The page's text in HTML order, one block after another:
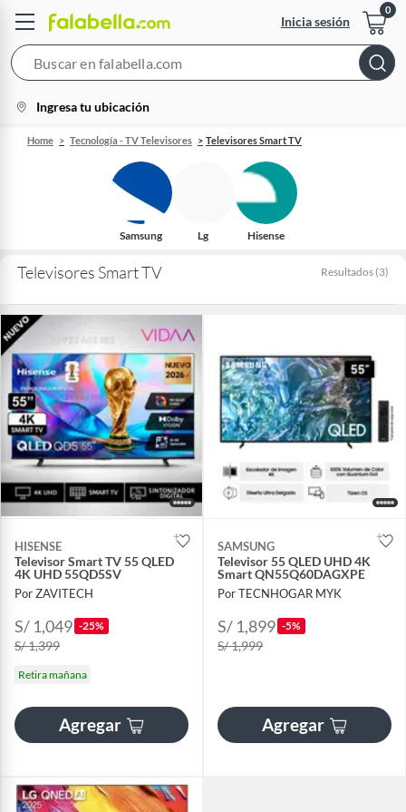
Inicia sesión
Bar
location-
icon
Ingresa tu ubicación
Home Tecnología - TV Televisores Televisores Smart TV
Samsung Lg Hisense
Televisores Smart TV Resultados (3)
HISENSE
Televisor Smart TV 55 QLED
4K UHD 55QD5SV
Por ZAVITECH
S/ 1,049 -25%
S/ 1,399
Retira mañana
Agregar
SAMSUNG
Televisor 55 QLED UHD 4K
Smart QN55Q60DAGXPE
Por TECNHOGAR MYK
S/ 1,899 -5%
S/ 1,999
Agregar